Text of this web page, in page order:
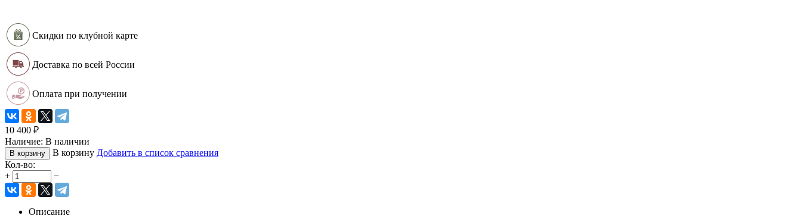
Скидки по клубной карте
Доставка по всей России
Оплата при получении
10 400 ₽
Наличие: В наличии
В корзину В корзину Добавить в список сравнения
Кол-во:
+
−
Описание